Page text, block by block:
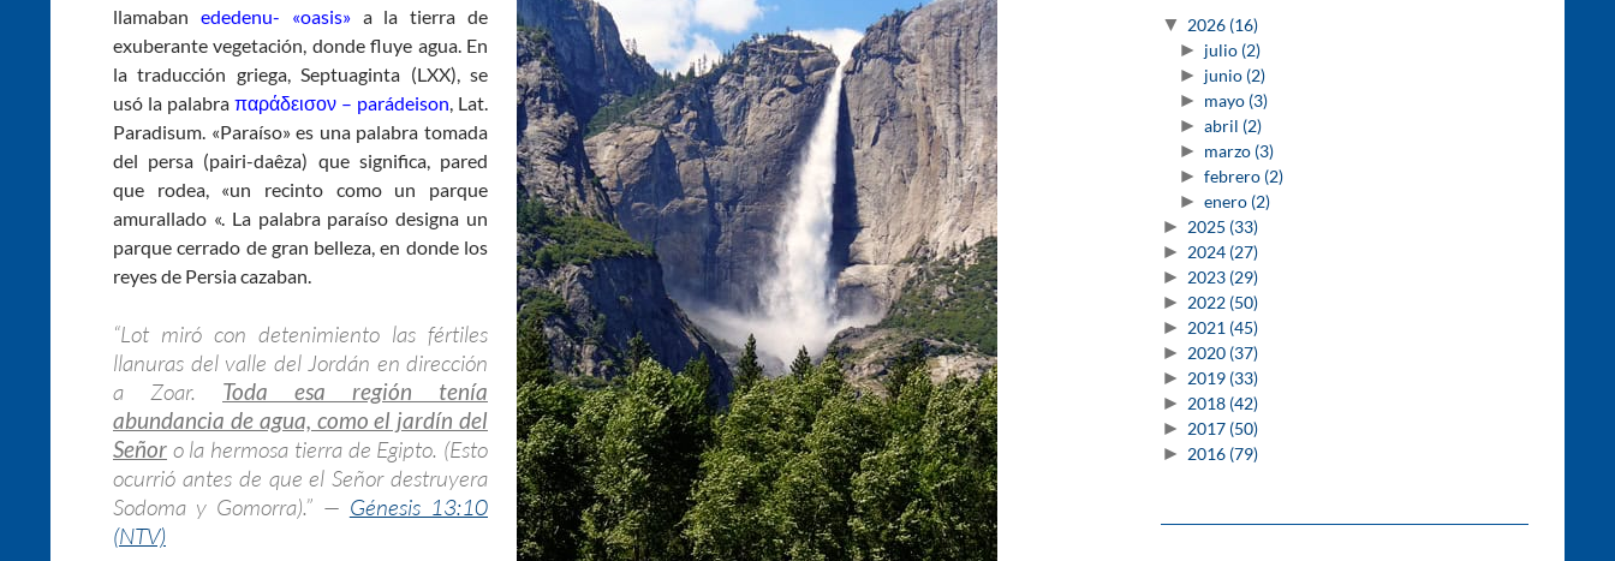
llamaban ededenu- «oasis»a la tierra de
exuberante vegetación, donde fluye agua. En
la traducción griega, Septuaginta (LXX), se
usó la palabra παράδεισον – parádeison , Lat.
Paradisum. «Paraíso» es una palabra tomada
del persa (pairi-daêza) que significa, pared
que rodea, «un recinto como un parque
amurallado «. La palabra paraíso designa un
parque cerrado de gran belleza, en donde los
reyes de Persia cazaban.
“Lot miró con detenimiento las fértiles
llanuras del valle del Jordán en dirección
a Zoar. Toda esa región tenía
abundancia de agua, como el jardín del
Señor o la hermosa tierra de Egipto. (Esto
ocurrió antes de que el Señor destruyera
Sodoma y Gomorra).” — Génesis 13:10
(NTV)
▼ 2026 (16)
► julio (2)
► junio (2)
► mayo (3)
► abril (2)
► marzo (3)
► febrero (2)
► enero (2)
► 2025 (33)
► 2024 (27)
► 2023 (29)
► 2022 (50)
► 2021 (45)
► 2020 (37)
► 2019 (33)
► 2018 (42)
► 2017 (50)
► 2016 (79)